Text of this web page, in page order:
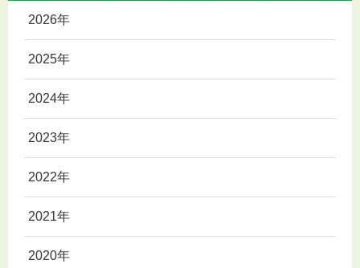
2026年
2025年
2024年
2023年
2022年
2021年
2020年